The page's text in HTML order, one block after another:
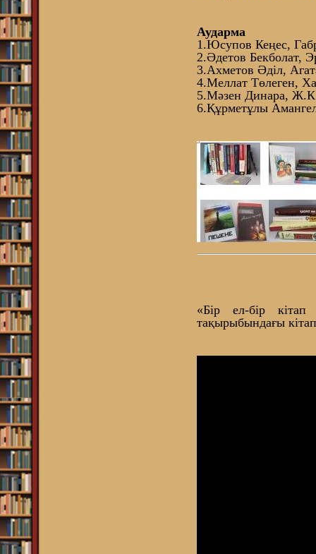
Аударма
1.Юсупов Кеңес,
2.Әдетов Бекболат,
3.Ахметов Әділ,
4.Меллат Төлеген,
5.Мәзен Динара,
6.Құрметұлы
«Бір ел-бір
тақырыбындағы